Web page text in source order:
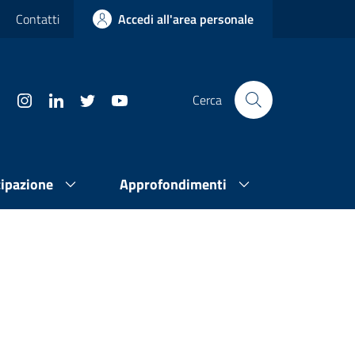
Contatti Accedi all'area personale
Cerca
Approfondimenti